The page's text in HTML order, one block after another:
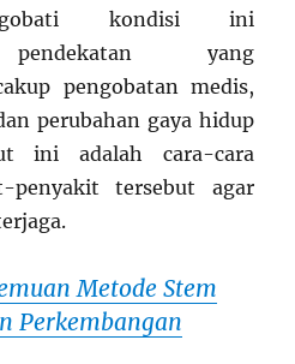
kondisi ini
pendekatan yang
pengobatan medis,
perubahan gaya hidup
ini adalah cara-cara
penyakit tersebut agar
Metode Stem
Perkembangan